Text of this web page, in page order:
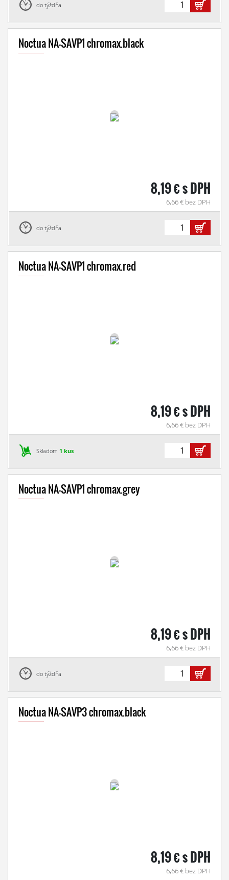
do týždňa
Noctua NA-SAVP1 chromax.black
8,19 € s DPH
6,66 € bez DPH
do týždňa
Noctua NA-SAVP1 chromax.red
8,19 € s DPH
6,66 € bez DPH
Skladom 1 kus
Noctua NA-SAVP1 chromax.grey
8,19 € s DPH
6,66 € bez DPH
do týždňa
Noctua NA-SAVP3 chromax.black
8,19 € s DPH
6,66 € bez DPH